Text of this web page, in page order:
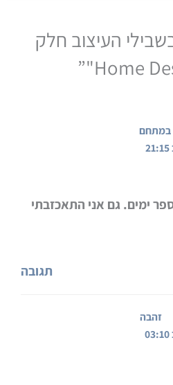
העיצוב חלק
במתחם
ימים. גם אני התאכזבתי
תגובה
זהבה